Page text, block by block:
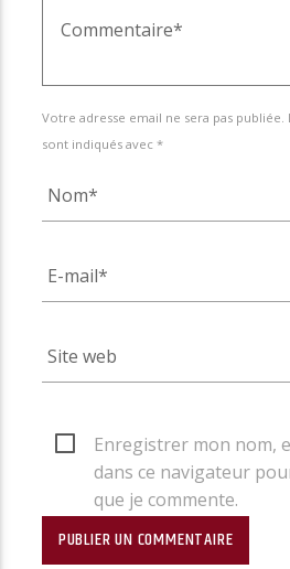
Votre adresse email ne sera pas
sont indiqués avec *
Enregistrer mon nom,
dans ce navigateur
que je commente.